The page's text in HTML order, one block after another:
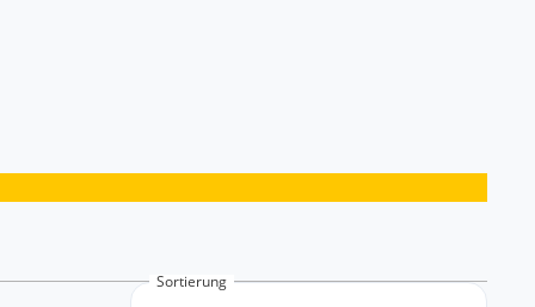
Sortierung